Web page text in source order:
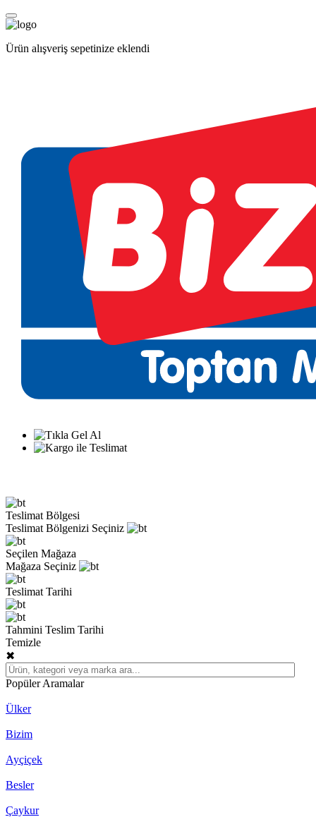
Ürün alışveriş sepetinize eklendi
Teslimat Bölgesi
Teslimat Bölgenizi Seçiniz
Seçilen Mağaza
Mağaza Seçiniz
Teslimat Tarihi
Tahmini Teslim Tarihi
Temizle
✖
Popüler Aramalar
Ülker
Bizim
Ayçiçek
Besler
Çaykur